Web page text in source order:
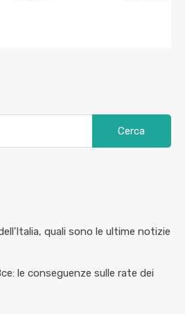
quali sono le ultime notizie
le conseguenze sulle rate dei